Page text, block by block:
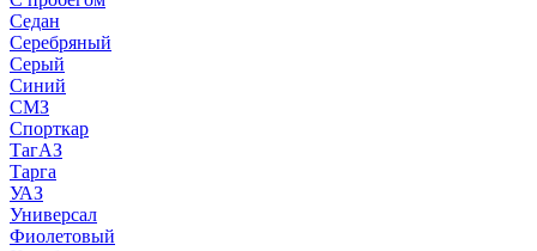
Седан
Серебряный
Серый
Синий
СМЗ
Спорткар
ТагАЗ
Тарга
УАЗ
Универсал
Фиолетовый